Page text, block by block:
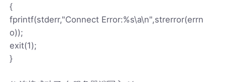
{
fprintf(stderr,"Connect Error:%s\a\n",strerror(errn
o));
exit(1);
}